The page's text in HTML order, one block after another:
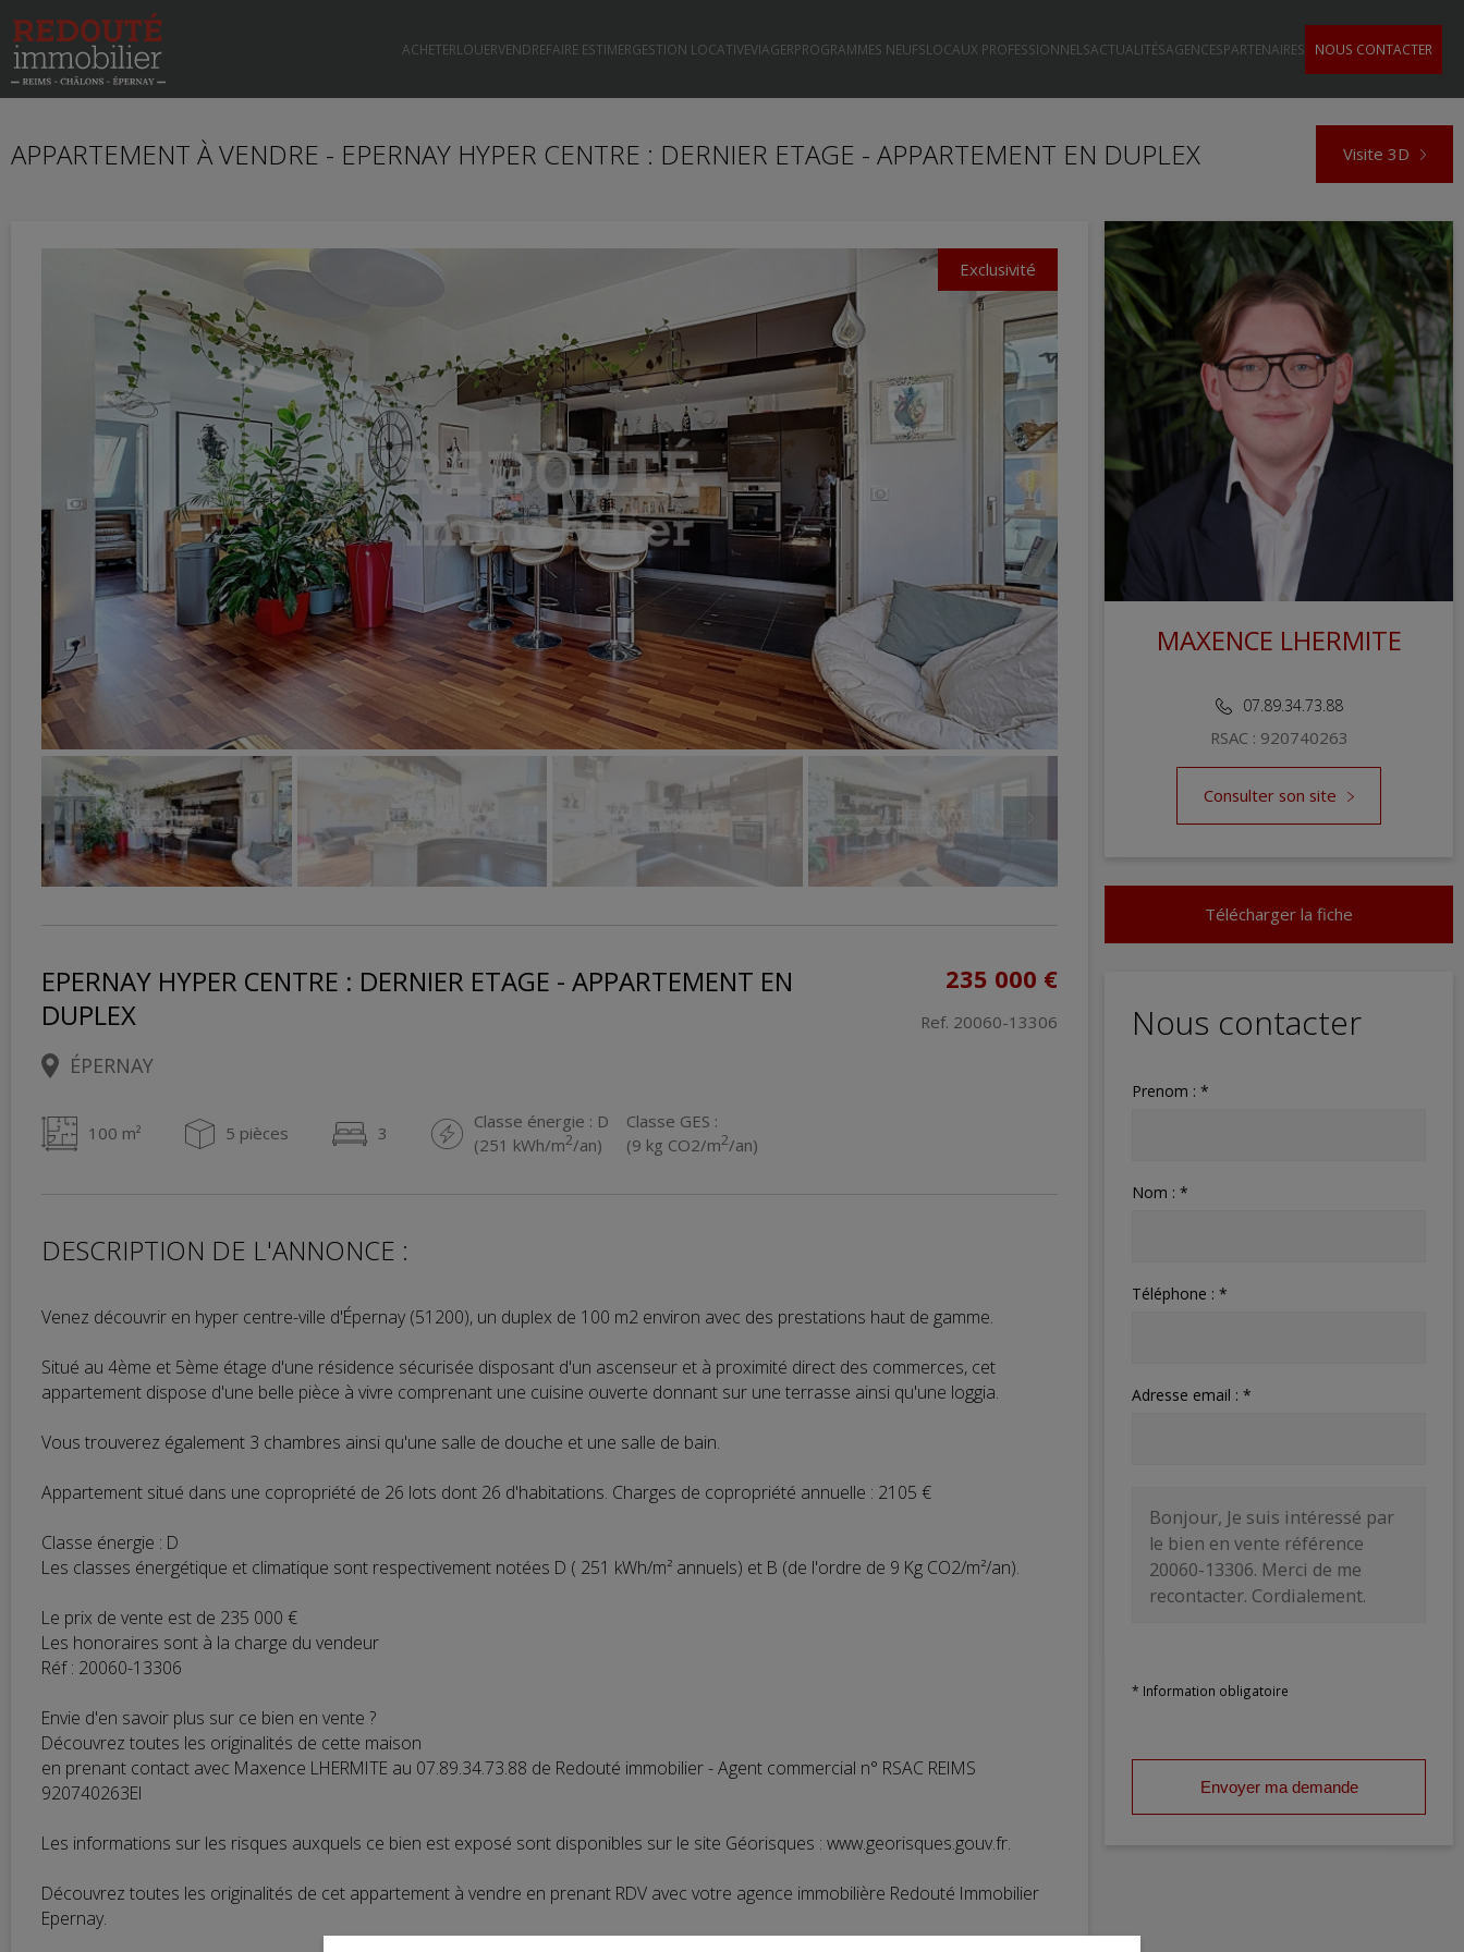
ACHETERLOUERVENDREFAIRE ESTIMERGESTION LOCATIVEVIAGERPROGRAMMES NEUFSLOCAUX PROFESSIONNELSACTUALITÉSAGENCESPARTENAIRES NOUS CONTACTER
APPARTEMENT À VENDRE - EPERNAY HYPER CENTRE : DERNIER ETAGE - APPARTEMENT EN DUPLEX Visite 3D
Exclusivité
EPERNAY HYPER CENTRE : DERNIER ETAGE - APPARTEMENT EN
DUPLEX
ÉPERNAY
100 m² 5 pièces 3
Classe énergie : D
(251 kWh/m2/an)
Classe GES :
(9 kg CO2/m2/an)
235 000 €
Ref. 20060-13306
DESCRIPTION DE L'ANNONCE :
Venez découvrir en hyper centre-ville d'Épernay (51200), un duplex de 100 m2 environ avec des prestations haut de gamme.
Situé au 4ème et 5ème étage d'une résidence sécurisée disposant d'un ascenseur et à proximité direct des commerces, cet
appartement dispose d'une belle pièce à vivre comprenant une cuisine ouverte donnant sur une terrasse ainsi qu'une loggia.
Vous trouverez également 3 chambres ainsi qu'une salle de douche et une salle de bain.
Appartement situé dans une copropriété de 26 lots dont 26 d'habitations. Charges de copropriété annuelle : 2105 €
Classe énergie : D
Les classes énergétique et climatique sont respectivement notées D ( 251 kWh/m² annuels) et B (de l'ordre de 9 Kg CO2/m²/an).
Le prix de vente est de 235 000 €
Les honoraires sont à la charge du vendeur
Réf : 20060-13306
Envie d'en savoir plus sur ce bien en vente ?
Découvrez toutes les originalités de cette maison
en prenant contact avec Maxence LHERMITE au 07.89.34.73.88 de Redouté immobilier - Agent commercial n° RSAC REIMS
920740263EI
Les informations sur les risques auxquels ce bien est exposé sont disponibles sur le site Géorisques : www.georisques.gouv.fr.
Découvrez toutes les originalités de cet appartement à vendre en prenant RDV avec votre agence immobilière Redouté Immobilier
Epernay.
MAXENCE LHERMITE
07.89.34.73.88
RSAC : 920740263
Consulter son site
Télécharger la fiche
Nous contacter
Prenom : *
Nom : *
Téléphone : *
Adresse email : *
* Information obligatoire
Envoyer ma demande